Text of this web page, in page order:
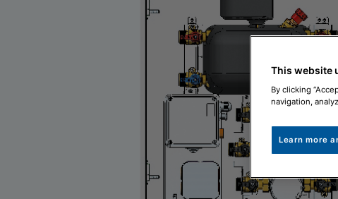
This website
By clicking
navigation,
Learn more